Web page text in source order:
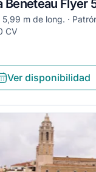
Flyer
5,99 m de long.
CV
Ver disponibilidad